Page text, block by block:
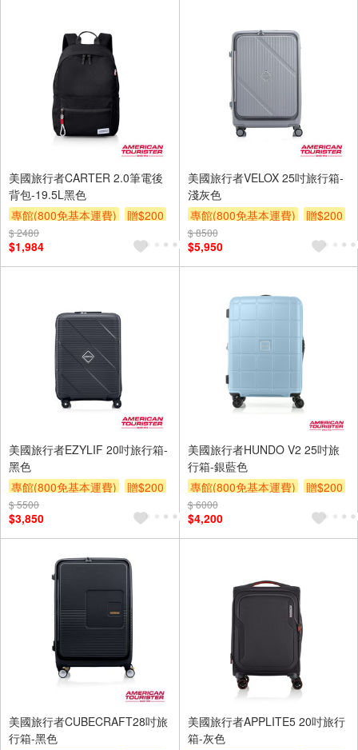
美國旅行者CARTER 2.0筆電後
背包-19.5L黑色
專館(800免基本運費)
贈$200
$ 2480
$1,984
美國旅行者VELOX 25吋旅行箱-
淺灰色
專館(800免基本運費)
贈$200
$ 8500
$5,950
美國旅行者EZYLIF 20吋旅行箱-
黑色
專館(800免基本運費)
贈$200
$ 5500
$3,850
美國旅行者HUNDO V2 25吋旅
行箱-銀藍色
專館(800免基本運費)
贈$200
$ 6000
$4,200
美國旅行者CUBECRAFT28吋旅
行箱-黑色
美國旅行者APPLITE5 20吋旅行
箱-灰色